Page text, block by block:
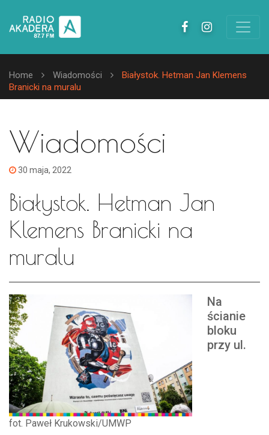
Home Wiadomości
Białystok. Hetman Jan Klemens
Branicki na muralu
Wiadomości
30 maja, 2022
Białystok. Hetman Jan
Klemens Branicki na
muralu
fot. Paweł Krukowski/UMWP
Na
ścianie
bloku
przy ul.